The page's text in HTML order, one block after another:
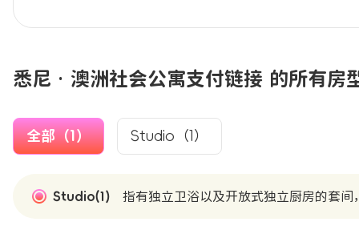
悉尼 · 澳洲社会公寓支付链接 的所有房
全部（1） Studio（1）
Studio(1) 指有独立卫浴以及开放式独立厨房的套